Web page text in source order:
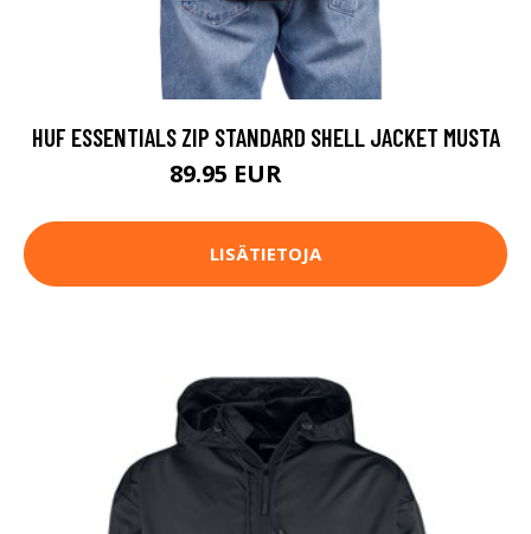
HUF ESSENTIALS ZIP STANDARD SHELL JACKET MUSTA
89.95 EUR
LISÄTIETOJA